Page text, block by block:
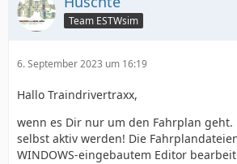
Team ESTWsim
6. September 2023 um 16:19
Hallo Traindrivertraxx,
wenn es Dir nur um den Fahrplan geht.
selbst aktiv werden! Die
WINDOWS-eingebautem Editor